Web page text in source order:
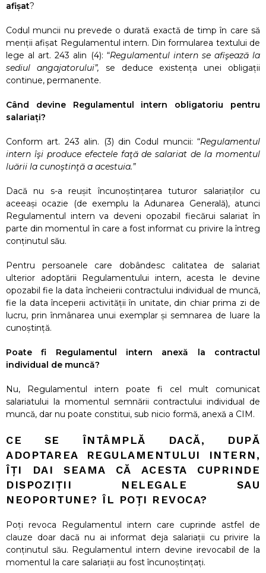
afișat?
Codul muncii nu prevede o durată exactă de timp în care să
menții afișat Regulamentul intern. Din formularea textului de
lege al art. 243 alin (4): “Regulamentul intern se afişează la
sediul angajatorului”, se deduce existența unei obligații
continue, permanente.
Când devine Regulamentul intern obligatoriu pentru
salariați?
Conform art. 243 alin. (3) din Codul muncii: “Regulamentul
intern îşi produce efectele faţă de salariat de la momentul
luării la cunoştinţă a acestuia.”
Dacă nu s-a reușit încunoștințarea tuturor salariaților cu
aceeași ocazie (de exemplu la Adunarea Generală), atunci
Regulamentul intern va deveni opozabil fiecărui salariat în
parte din momentul în care a fost informat cu privire la întreg
conținutul său.
Pentru persoanele care dobândesc calitatea de salariat
ulterior adoptării Regulamentului intern, acesta le devine
opozabil fie la data încheierii contractului individual de muncă,
fie la data începerii activității în unitate, din chiar prima zi de
lucru, prin înmânarea unui exemplar și semnarea de luare la
cunoștință.
Poate fi Regulamentul intern anexă la contractul
individual de muncă?
Nu, Regulamentul intern poate fi cel mult comunicat
salariatului la momentul semnării contractului individual de
muncă, dar nu poate constitui, sub nicio formă, anexă a CIM.
CE SE ÎNTÂMPLĂ DACĂ, DUPĂ
ADOPTAREA REGULAMENTULUI INTERN,
ÎȚI DAI SEAMA CĂ ACESTA CUPRINDE
DISPOZIȚII NELEGALE SAU
NEOPORTUNE? ÎL POȚI REVOCA?
Poți revoca Regulamentul intern care cuprinde astfel de
clauze doar dacă nu ai informat deja salariații cu privire la
conținutul său. Regulamentul intern devine irevocabil de la
momentul la care salariații au fost încunoștințați.